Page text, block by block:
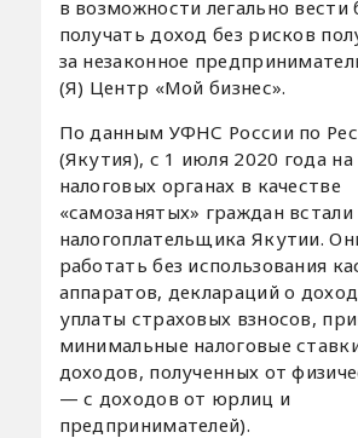
в возможности легально вести
получать доход без рисков
за незаконное
(Я) Центр «Мой бизнес».
По данным УФНС России по
(Якутия), с 1 июля 2020 года на
налоговых органах в качестве
«самозанятых» граждан встали
налогоплательщика Якутии.
работать без использования
аппаратов, деклараций о
уплаты страховых взносов,
минимальные налоговые
доходов, полученных от
— с доходов от юрлиц и
предпринимателей).